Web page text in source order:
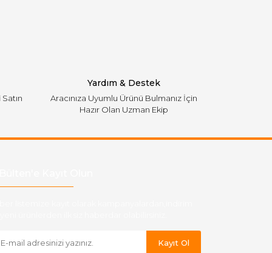
Yardım & Destek
Aracınıza Uyumlu Ürünü Bulmanız İçin
Hazır Olan Uzman Ekip
Kayıt Ol